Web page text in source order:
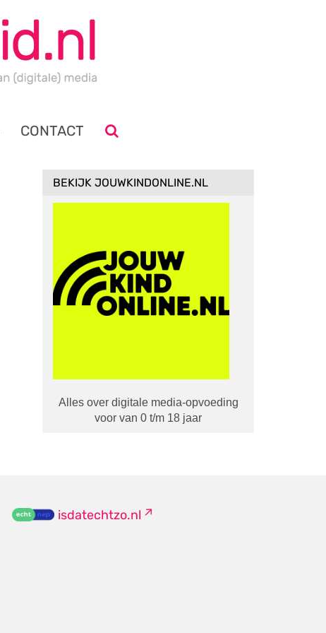
CONTACT
BEKIJK JOUWKINDONLINE.NL
Alles over digitale media-opvoeding
voor van 0 t/m 18 jaar
isdatechtzo.nl